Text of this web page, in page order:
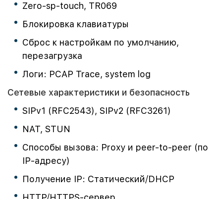
Zero-sp-touch, TR069
Блокировка клавиатуры
Сброс к настройкам по умолчанию,
перезагрузка
Логи: PCAP Trace, system log
Сетевые характеристики и безопасность
SIPv1 (RFC2543), SIPv2 (RFC3261)
NAT, STUN
Способы вызова: Proxy и peer-to-peer (по
IP-адресу)
Получение IP: Статический/DHCP